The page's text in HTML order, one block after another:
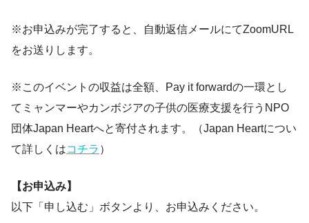
※お申込みが完了すると、自動返信メールにてZoomURL
をお送りします。
※このイベントの収益は全額、Pay it forwardの一環とし
てミャンマーやカンボジアの子供の医療支援を行うNPO
団体Japan Heartへと寄付されます。（Japan Heartについ
て詳しくはコチラ ）
【お申込み】
以下「申し込む」ボタンより、お申込みください。